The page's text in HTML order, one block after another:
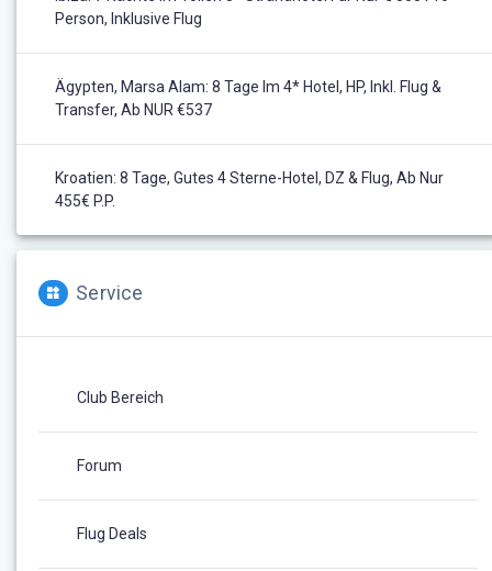
Person, Inklusive Flug
Ägypten, Marsa Alam: 8 Tage Im 4* Hotel, HP, Inkl. Flug &
Transfer, Ab NUR €537
Kroatien: 8 Tage, Gutes 4 Sterne-Hotel, DZ & Flug, Ab Nur
455€ P.P.
Service
Club Bereich
Forum
Flug Deals